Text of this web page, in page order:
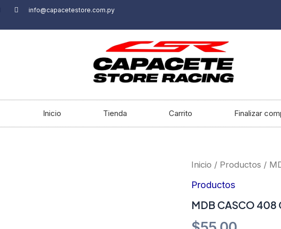
info@capacetestore.com.py
Inicio Tienda Carrito Finalizar
Inicio / Productos /
Productos
MDB CASCO 408
MDB
408
INFANTIL